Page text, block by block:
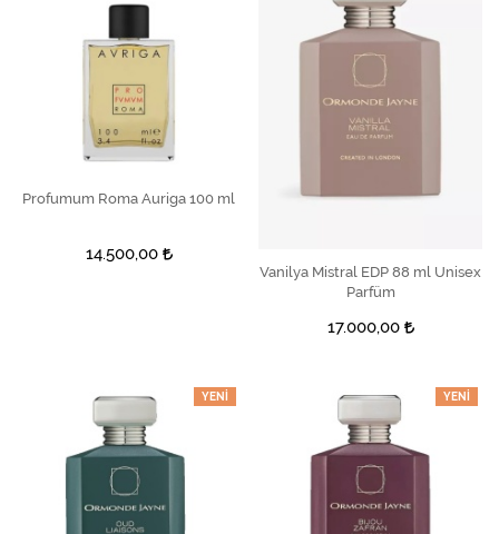
SEPETE EKLE Profumum Roma Auriga 100 ml
14.500,00
SEPETE EKLE
Vanilya Mistral EDP 88 ml Unisex
Parfüm
17.000,00
YENI YENI